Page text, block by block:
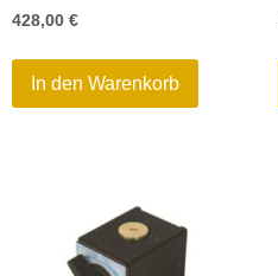
428,00 €
In den Warenkorb